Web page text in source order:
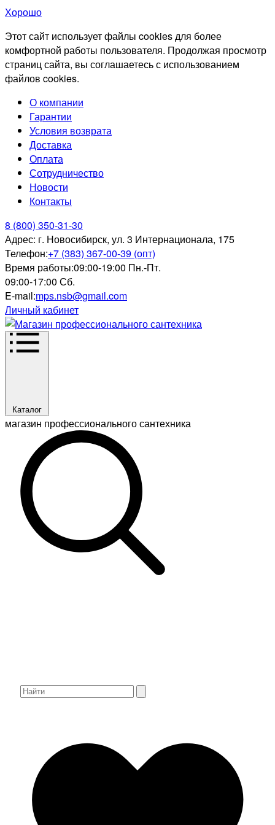
Хорошо
Этот сайт использует файлы cookies для более
комфортной работы пользователя. Продолжая просмотр
страниц сайта, вы соглашаетесь с использованием
файлов cookies.
О компании
Гарантии
Условия возврата
Доставка
Оплата
Сотрудничество
Новости
Контакты
8 (800) 350-31-30
Адрес: г. Новосибирск, ул. 3 Интернационала, 175
Телефон:+7 (383) 367-00-39 (опт)
Время работы:09:00-19:00 Пн.-Пт.
09:00-17:00 Сб.
E-mail:mps.nsb@gmail.com
Личный кабинет
Каталог
магазин профессионального сантехника